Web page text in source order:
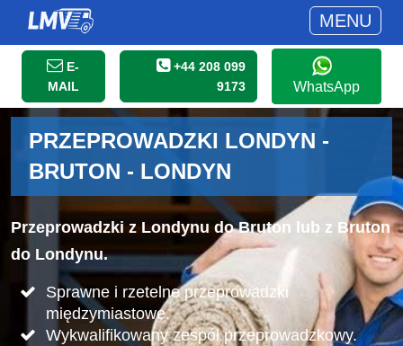
MENU
E-
MAIL
+44 208 099
9173
WhatsApp
PRZEPROWADZKI LONDYN -
BRUTON - LONDYN
Przeprowadzki z Londynu do Bruton lub z Bruton
do Londynu.
Sprawne i rzetelne przeprowadzki
międzymiastowe.
Wykwalifikowany zespół przeprowadzkowy.